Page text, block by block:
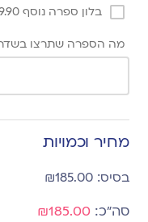
בלון ספרה נוסף
מה הספרה שתרצו
מחיר וכמויות
₪185.00
₪185.00